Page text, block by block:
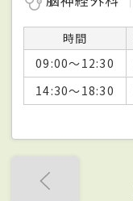
時間
09:00～12:30
14:30～18:30